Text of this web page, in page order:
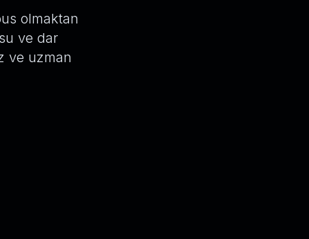
olmaktan
ve dar
ve uzman